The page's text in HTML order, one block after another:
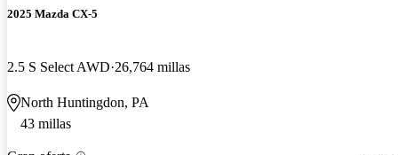
2025 Mazda CX-5
2.5 S Select AWD 26,764 millas
North Huntingdon, PA
43 millas